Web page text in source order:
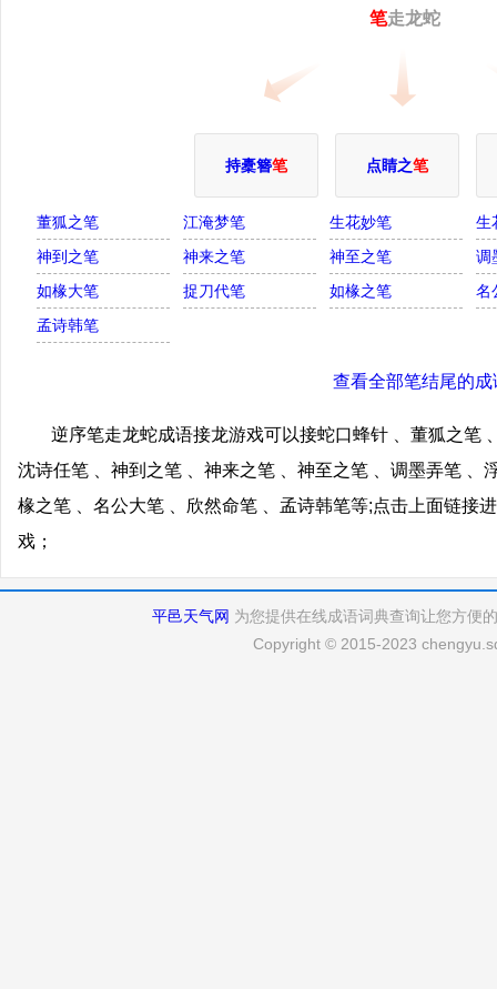
笔走龙蛇
持橐簪笔 点睛之笔
董狐之笔 江淹梦笔 生花妙笔
生
神到之笔
神来之笔 神至之笔
调
如椽大笔
捉刀代笔 如椽之笔
名
孟诗韩笔
查看全部笔结尾的成
逆序笔走龙蛇成语接龙游戏可以接蛇口蜂针 、董狐之笔
沈诗任笔 、神到之笔 、神来之笔 、神至之笔 、调墨弄笔 、
椽之笔 、名公大笔 、欣然命笔 、孟诗韩笔等;点击上面链接
戏；
平邑天气网 为您提供在线成语词典查询让您方便
Copyright © 2015-2023